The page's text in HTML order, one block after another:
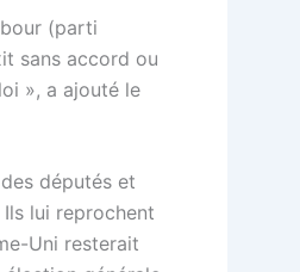
(parti
sans accord ou
», a ajouté le
députés et
lui reprochent
Uni resterait